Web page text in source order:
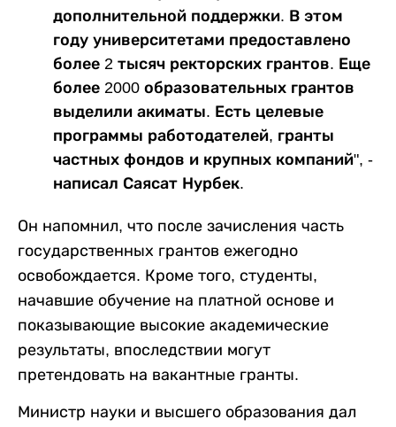
дополнительной поддержки. В этом
году университетами предоставлено
более 2 тысяч ректорских грантов. Еще
более 2000 образовательных грантов
выделили акиматы. Есть целевые
программы работодателей, гранты
частных фондов и крупных компаний", -
написал Саясат Нурбек.
Он напомнил, что после зачисления часть
государственных грантов ежегодно
освобождается. Кроме того, студенты,
начавшие обучение на платной основе и
показывающие высокие академические
результаты, впоследствии могут
претендовать на вакантные гранты.
Министр науки и высшего образования дал